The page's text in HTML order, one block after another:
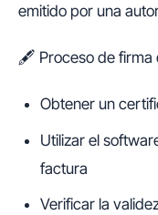
emitido por una
🖋️ Proceso de firma
Obtener un
Utilizar el
factura
Verificar la